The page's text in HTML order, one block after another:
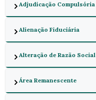
Adjudicação Compulsória
Alienação Fiduciária
Alteração de Razão Social
Área Remanescente